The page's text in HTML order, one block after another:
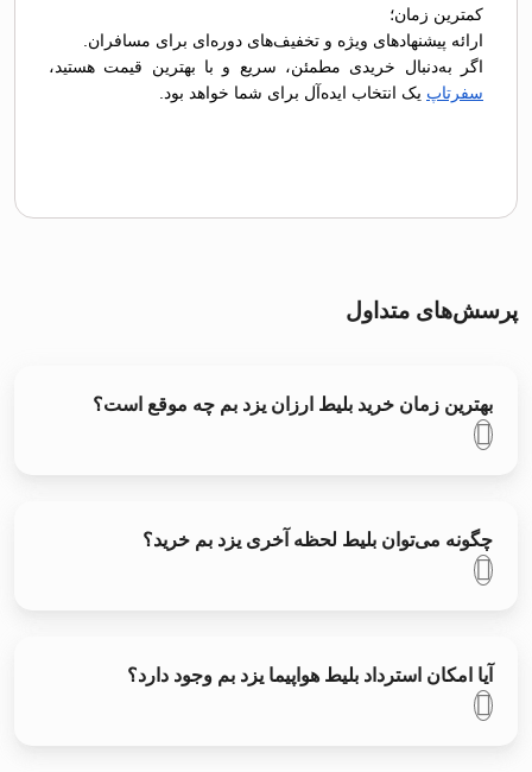
کمترین زمان؛
ارائه پیشنهادهای ویژه و تخفیف‌های دوره‌ای برای مسافران.
اگر به‌دنبال خریدی مطمئن، سریع و با بهترین قیمت هستید،
سفرتاپ یک انتخاب ایده‌آل برای شما خواهد بود.
پرسش‌های متداول
بهترین زمان خرید بلیط ارزان یزد بم چه موقع است؟
چگونه می‌توان بلیط لحظه آخری یزد بم خرید؟
آیا امکان استرداد بلیط هواپیما یزد بم وجود دارد؟